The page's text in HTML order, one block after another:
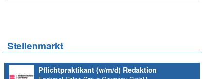
Stellenmarkt
Pflichtpraktikant (w/m/d) Redaktion